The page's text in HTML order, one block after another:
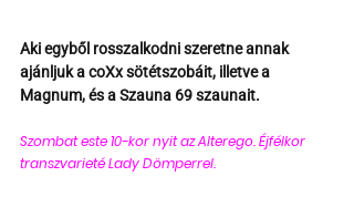
Aki egyből rosszalkodni szeretne annak
ajánljuk a coXx sötétszobáit, illetve a
Magnum, és a Szauna 69 szaunait.
Szombat este 10-kor nyit az Alterego. Éjfélkor
transzvarieté Lady Dömperrel.